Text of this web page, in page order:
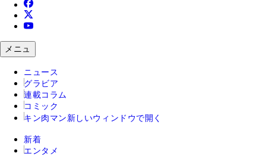
メニュ
ニュース
グラビア
連載コラム
コミック
キン肉マン 新しいウィンドウで開く
新着
エンタメ